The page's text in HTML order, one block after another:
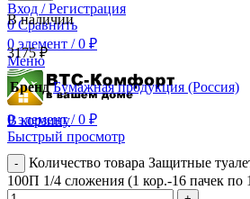
Вход / Регистрация
0 Сравнить
0 элемент / 0 ₽
Меню
0элемент / 0 ₽
В наличии
3175₽
Бренд Бумажная продукция (Россия)
В корзину
Быстрый просмотр
Количество товара Защитные
100П 1/4 сложения (1 кор.-16 пачек по